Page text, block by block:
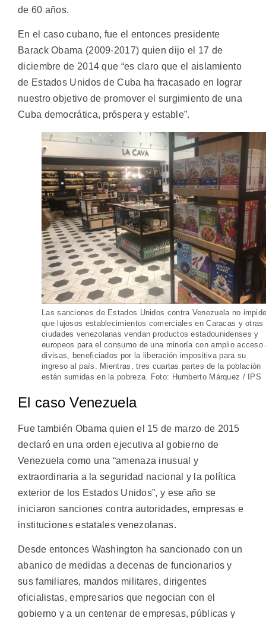
de 60 años.
En el caso cubano, fue el entonces presidente
Barack Obama (2009-2017) quien dijo el 17 de
diciembre de 2014 que “es claro que el aislamiento
de Estados Unidos de Cuba ha fracasado en lograr
nuestro objetivo de promover el surgimiento de una
Cuba democrática, próspera y estable”.
Las sanciones de Estados Unidos contra Venezuela no
que lujosos establecimientos comerciales en Caracas y otras
ciudades venezolanas vendan productos estadounidenses y
europeos para el consumo de una minoría con amplio acceso
divisas, beneficiados por la liberación impositiva para su
ingreso al país. Mientras, tres cuartas partes de la población
están sumidas en la pobreza. Foto: Humberto Márquez / IPS
El caso Venezuela
Fue también Obama quien el 15 de marzo de 2015
declaró en una orden ejecutiva al gobierno de
Venezuela como una “amenaza inusual y
extraordinaria a la seguridad nacional y la política
exterior de los Estados Unidos”, y ese año se
iniciaron sanciones contra autoridades, empresas e
instituciones estatales venezolanas.
Desde entonces Washington ha sancionado con un
abanico de medidas a decenas de funcionarios y
sus familiares, mandos militares, dirigentes
oficialistas, empresarios que negocian con el
gobierno y a un centenar de empresas, públicas y